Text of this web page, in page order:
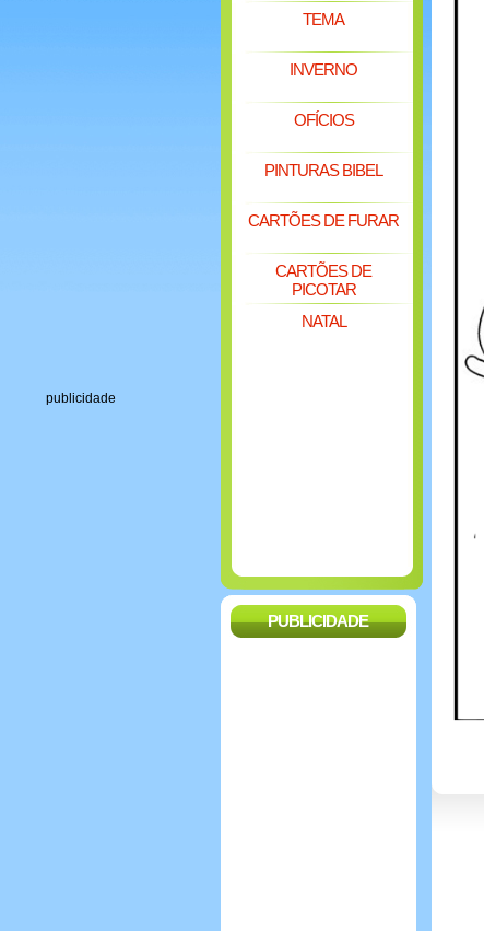
publicidade
TEMA
INVERNO
OFÍCIOS
PINTURAS BIBEL
CARTÕES DE FURAR
CARTÕES DE
PICOTAR
NATAL
PUBLICIDADE